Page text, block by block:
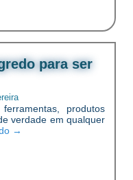
para ser
produtos
verdade em qualquer
→